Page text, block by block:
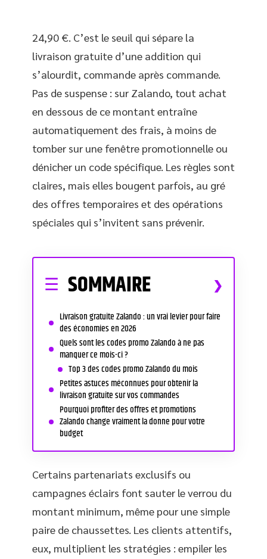
24,90 €. C’est le seuil qui sépare la
livraison gratuite d’une addition qui
s’alourdit, commande après commande.
Pas de suspense : sur Zalando, tout achat
en dessous de ce montant entraîne
automatiquement des frais, à moins de
tomber sur une fenêtre promotionnelle ou
dénicher un code spécifique. Les règles sont
claires, mais elles bougent parfois, au gré
des offres temporaires et des opérations
spéciales qui s’invitent sans prévenir.
SOMMAIRE
Livraison gratuite Zalando : un vrai levier pour faire
des économies en 2026
Quels sont les codes promo Zalando à ne pas
manquer ce mois-ci ?
Top 3 des codes promo Zalando du mois
Petites astuces méconnues pour obtenir la
livraison gratuite sur vos commandes
Pourquoi profiter des offres et promotions
Zalando change vraiment la donne pour votre
budget
Certains partenariats exclusifs ou
campagnes éclairs font sauter le verrou du
montant minimum, même pour une simple
paire de chaussettes. Les clients attentifs,
eux, multiplient les stratégies : empiler les